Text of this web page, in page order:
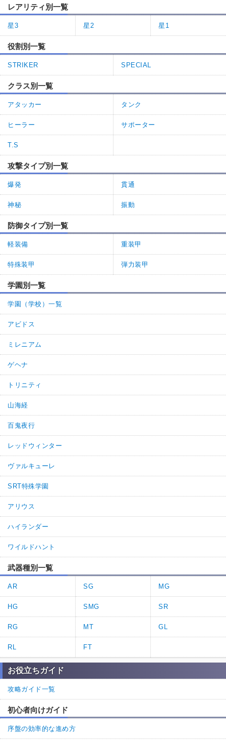
レアリティ別一覧
星3 星2 星1
役割別一覧
STRIKER SPECIAL
クラス別一覧
アタッカー タンク
ヒーラー サポーター
T.S
攻撃タイプ別一覧
爆発 貫通
神秘 振動
防御タイプ別一覧
軽装備 重装甲
特殊装甲 弾力装甲
学園別一覧
学園（学校）一覧
アビドス
ミレニアム
ゲヘナ
トリニティ
山海経
百鬼夜行
レッドウィンター
ヴァルキューレ
SRT特殊学園
アリウス
ハイランダー
ワイルドハント
武器種別一覧
AR SG MG
HG SMG SR
RG MT GL
RL FT
お役立ちガイド
攻略ガイド一覧
初心者向けガイド
序盤の効率的な進め方